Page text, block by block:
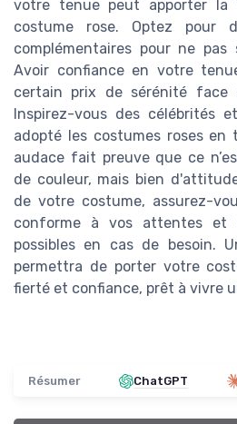
votre tenue peut apporter la
costume rose. Optez pour
complémentaires pour ne pas
Avoir confiance en votre
certain prix de sérénité face
Inspirez-vous des célébrités
adopté les costumes roses en
audace fait preuve que ce
de couleur, mais bien
de votre costume, assurez-
conforme à vos attentes et
possibles en cas de besoin.
permettra de porter votre
fierté et confiance, prêt à vivre
Résumer ChatGPT